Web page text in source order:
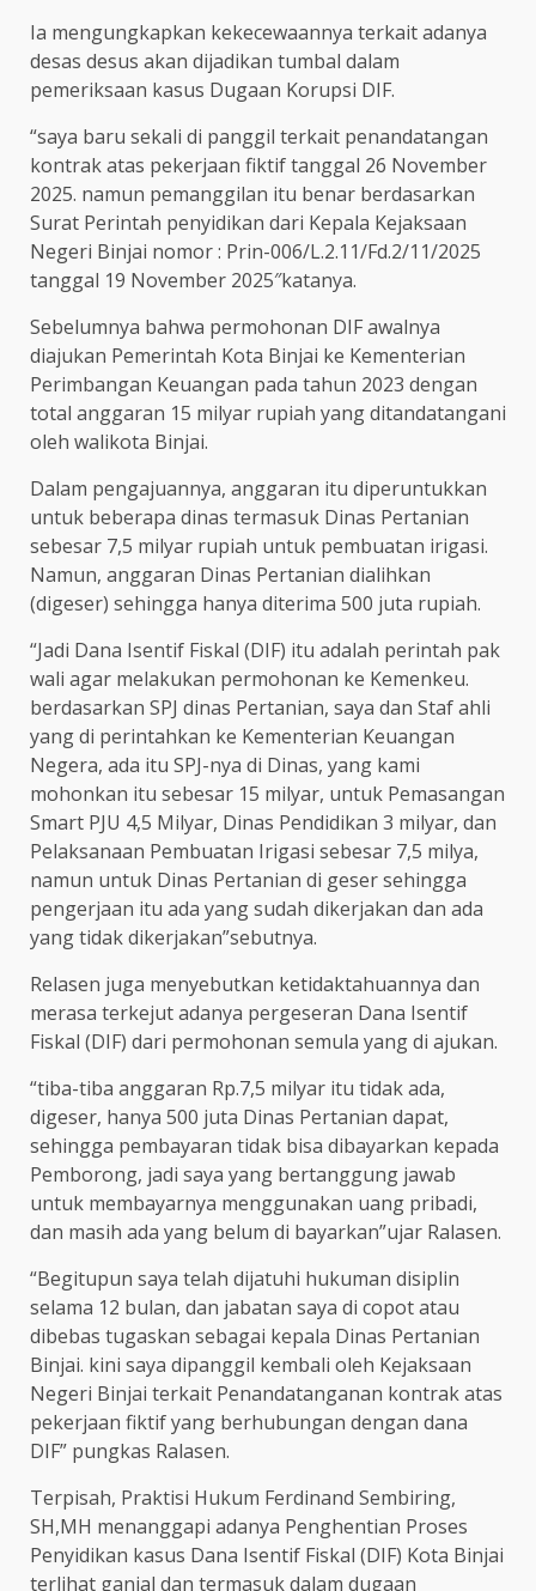
Ia mengungkapkan kekecewaannya terkait adanya
desas desus akan dijadikan tumbal dalam
pemeriksaan kasus Dugaan Korupsi DIF.
“saya baru sekali di panggil terkait penandatangan
kontrak atas pekerjaan fiktif tanggal 26 November
2025. namun pemanggilan itu benar berdasarkan
Surat Perintah penyidikan dari Kepala Kejaksaan
Negeri Binjai nomor : Prin-006/L.2.11/Fd.2/11/2025
tanggal 19 November 2025″katanya.
Sebelumnya bahwa permohonan DIF awalnya
diajukan Pemerintah Kota Binjai ke Kementerian
Perimbangan Keuangan pada tahun 2023 dengan
total anggaran 15 milyar rupiah yang ditandatangani
oleh walikota Binjai.
Dalam pengajuannya, anggaran itu diperuntukkan
untuk beberapa dinas termasuk Dinas Pertanian
sebesar 7,5 milyar rupiah untuk pembuatan irigasi.
Namun, anggaran Dinas Pertanian dialihkan
(digeser) sehingga hanya diterima 500 juta rupiah.
“Jadi Dana Isentif Fiskal (DIF) itu adalah perintah pak
wali agar melakukan permohonan ke Kemenkeu.
berdasarkan SPJ dinas Pertanian, saya dan Staf ahli
yang di perintahkan ke Kementerian Keuangan
Negera, ada itu SPJ-nya di Dinas, yang kami
mohonkan itu sebesar 15 milyar, untuk Pemasangan
Smart PJU 4,5 Milyar, Dinas Pendidikan 3 milyar, dan
Pelaksanaan Pembuatan Irigasi sebesar 7,5 milya,
namun untuk Dinas Pertanian di geser sehingga
pengerjaan itu ada yang sudah dikerjakan dan ada
yang tidak dikerjakan”sebutnya.
Relasen juga menyebutkan ketidaktahuannya dan
merasa terkejut adanya pergeseran Dana Isentif
Fiskal (DIF) dari permohonan semula yang di ajukan.
“tiba-tiba anggaran Rp.7,5 milyar itu tidak ada,
digeser, hanya 500 juta Dinas Pertanian dapat,
sehingga pembayaran tidak bisa dibayarkan kepada
Pemborong, jadi saya yang bertanggung jawab
untuk membayarnya menggunakan uang pribadi,
dan masih ada yang belum di bayarkan”ujar Ralasen.
“Begitupun saya telah dijatuhi hukuman disiplin
selama 12 bulan, dan jabatan saya di copot atau
dibebas tugaskan sebagai kepala Dinas Pertanian
Binjai. kini saya dipanggil kembali oleh Kejaksaan
Negeri Binjai terkait Penandatanganan kontrak atas
pekerjaan fiktif yang berhubungan dengan dana
DIF” pungkas Ralasen.
Terpisah, Praktisi Hukum Ferdinand Sembiring,
SH,MH menanggapi adanya Penghentian Proses
Penyidikan kasus Dana Isentif Fiskal (DIF) Kota Binjai
terlihat ganjal dan termasuk dalam dugaan